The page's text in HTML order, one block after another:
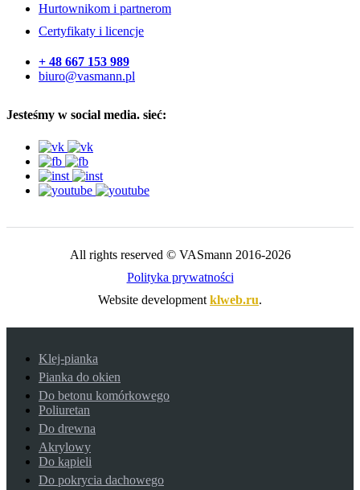
Hurtownikom i partnerom
Certyfikaty i licencje
+ 48 667 153 989
biuro@vasmann.pl
Jesteśmy w social media. sieć:
All rights reserved © VASmann 2016-2026
Polityka prywatności
Website development klweb.ru.
Klej-pianka
Pianka do okien
Do betonu komórkowego
Poliuretan
Do drewna
Akrylowy
Do kąpieli
Do pokrycia dachowego